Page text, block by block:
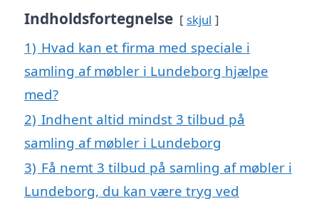
Indholdsfortegnelse skjul
1) Hvad kan et firma med speciale i
samling af møbler i Lundeborg hjælpe
med?
2) Indhent altid mindst 3 tilbud på
samling af møbler i Lundeborg
3) Få nemt 3 tilbud på samling af møbler i
Lundeborg, du kan være tryg ved